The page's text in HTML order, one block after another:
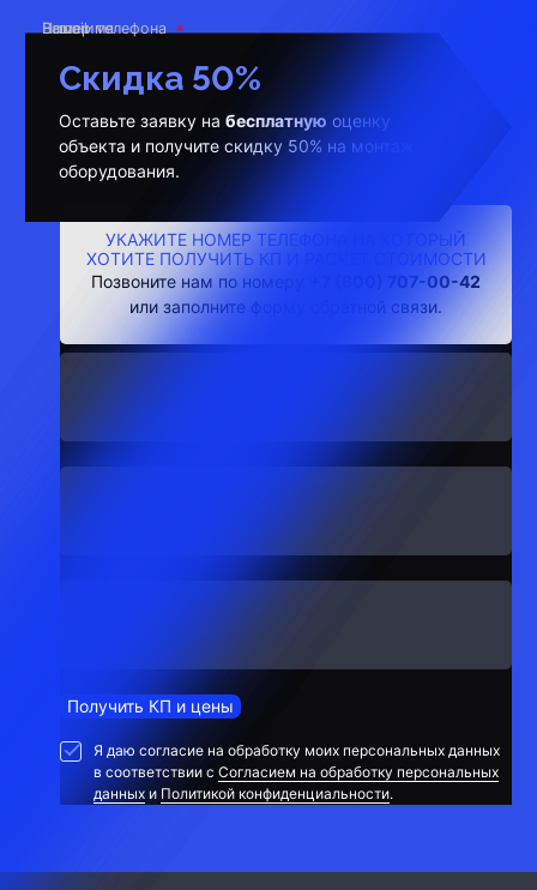
Скидка 50%
Оставьте заявку на бесплатную оценку
объекта и получите скидку 50% на монтаж
оборудования.
УКАЖИТЕ НОМЕР ТЕЛЕФОНА НА КОТОРЫЙ
ХОТИТЕ ПОЛУЧИТЬ КП И РАСЧЕТ СТОИМОСТИ
Позвоните нам по номеру
+7 (800) 707-00-42
или заполните форму обратной связи.
Ваше имя
Номер телефона
E-mail
Получить КП и цены
Я даю согласие на обработку моих персональных данных
в соответствии сСогласием на обработку персональных
данных и Политикой конфиденциальности.